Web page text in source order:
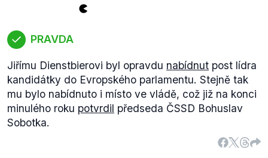
PRAVDA
Jiřímu Dienstbierovi byl opravdu nabídnut post lídra
kandidátky do Evropského parlamentu. Stejně tak
mu bylo nabídnuto i místo ve vládě, což již na konci
minulého roku potvrdil předseda ČSSD Bohuslav
Sobotka.